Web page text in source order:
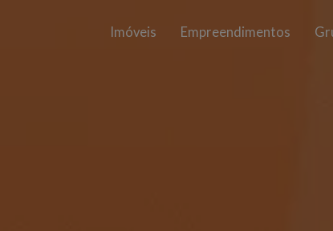
Imóveis Empreendimentos